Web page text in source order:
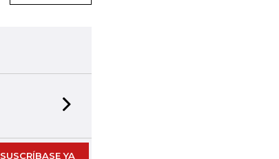
SUSCRÍBASE YA